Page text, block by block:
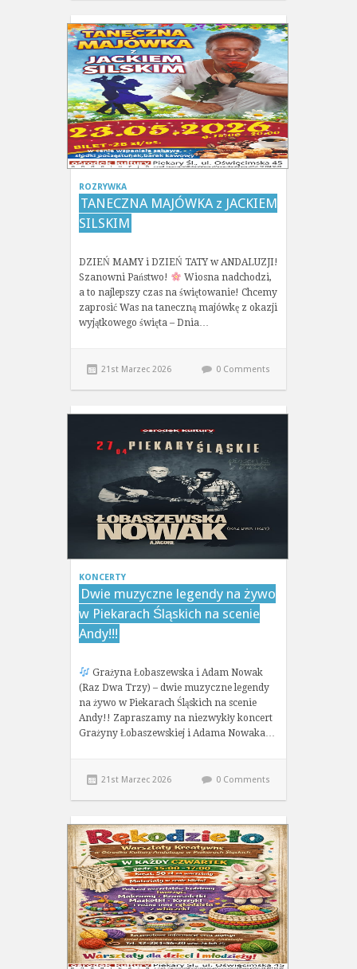
ROZRYWKA
TANECZNA MAJÓWKA z JACKIEM
SILSKIM
DZIEŃ MAMY i DZIEŃ TATY w ANDALUZJI!
Szanowni Państwo!
Wiosna nadchodzi,
a to najlepszy czas na świętowanie! Chcemy
zaprosić Was na taneczną majówkę z okazji
wyjątkowego święta – Dnia…
21st Marzec 2026 0 Comments
KONCERTY
Dwie muzyczne legendy na żywo
w Piekarach Śląskich na scenie
Andy!!!
Grażyna Łobaszewska i Adam Nowak
(Raz Dwa Trzy) – dwie muzyczne legendy
na żywo w Piekarach Śląskich na scenie
Andy!! Zapraszamy na niezwykły koncert
Grażyny Łobaszewskiej i Adama Nowaka…
21st Marzec 2026 0 Comments